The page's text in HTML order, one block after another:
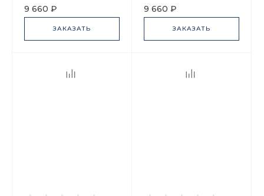
9 660 ₽
ЗАКАЗАТЬ
9 660 ₽
ЗАКАЗАТЬ